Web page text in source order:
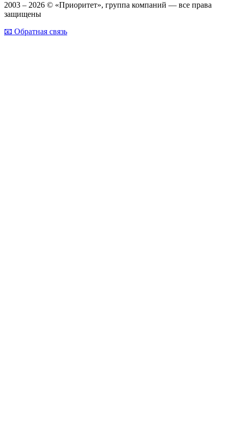
2003 – 2026 © «Приоритет», группа компаний — все права
защищены
📧 Обратная связь